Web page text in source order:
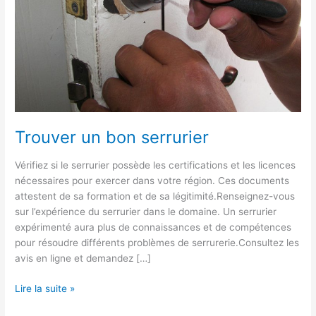
Trouver un bon serrurier
Vérifiez si le serrurier possède les certifications et les licences
nécessaires pour exercer dans votre région. Ces documents
attestent de sa formation et de sa légitimité.Renseignez-vous
sur l’expérience du serrurier dans le domaine. Un serrurier
expérimenté aura plus de connaissances et de compétences
pour résoudre différents problèmes de serrurerie.Consultez les
avis en ligne et demandez […]
Lire la suite »